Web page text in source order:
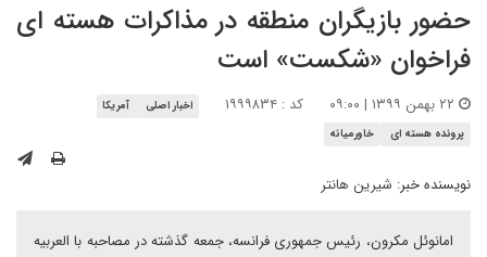
حضور بازیگران منطقه در مذاکرات هسته ای
فراخوان «شکست» است
کد : ۱۹۹۹۸۳۴ اخبار اصلی
آمریکا
پرونده هسته ای
خاورمیانه
نویسنده خبر: شیرین هانتر
امانوئل مکرون، رئیس جمهوری فرانسه، جمعه گذشته در مصاحبه با العربیه